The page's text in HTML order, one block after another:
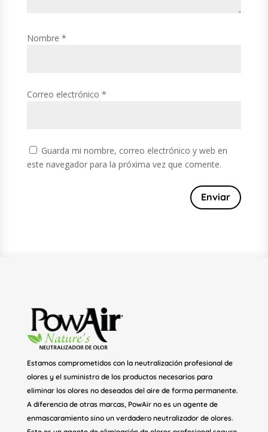
Nombre *
Correo electrónico *
Guarda mi nombre, correo electrónico y web en
este navegador para la próxima vez que comente.
Enviar
Estamos comprometidos con la neutralización profesional de
olores y el suministro de los productos necesarios para
eliminar los olores no deseados del aire de forma permanente.
A diferencia de otras marcas, PowAir no es un agente de
enmascaramiento sino un verdadero neutralizador de olores.